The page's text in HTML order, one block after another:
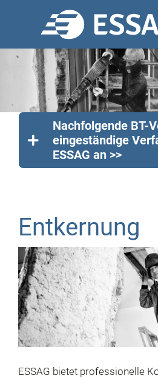
Nachfolgende BT-
eingeständige
ESSAG an >>
Entkernung
ESSAG bietet professionelle